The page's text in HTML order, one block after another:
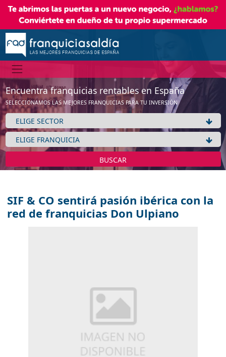
Encuentra franquicias rentables en España
SELECCIONAMOS LAS MEJORES FRANQUICIAS PARA TU INVERSIÓN
BUSCAR
SIF & CO sentirá pasión ibérica con la
red de franquicias Don Ulpiano